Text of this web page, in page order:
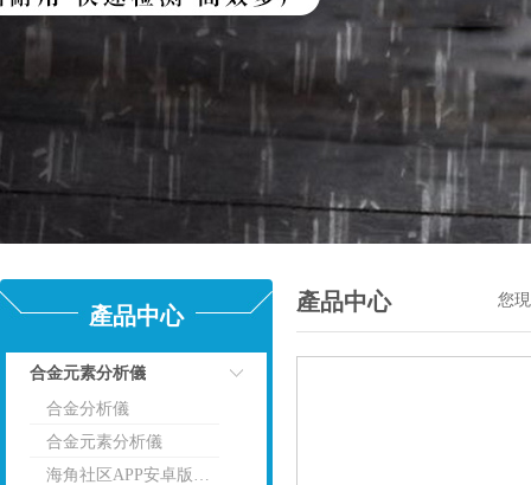
產品中心
合金元素分析儀
合金分析儀
合金元素分析儀
海角社区APP安卓版下载便攜式合金分析儀
產品中心 您